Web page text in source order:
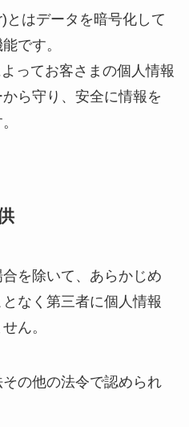
とはデータを暗号化して
です。
ってお客さまの個人情報
ら守り、安全に情報を
を除いて、あらかじめ
なく第三者に個人情報
ん。
の他の法令で認められ